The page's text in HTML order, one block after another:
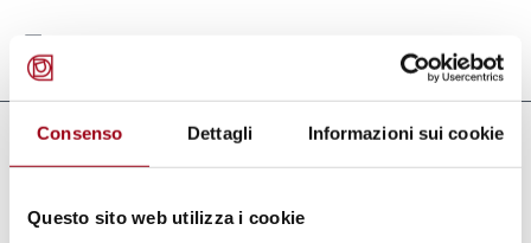
Consenso Dettagli Informazioni sui cookie
Questo sito web utilizza i cookie
Last update:
Regione Lombardia, Legge regionale 26